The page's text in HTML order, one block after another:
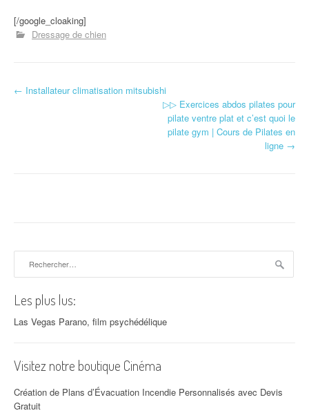
[/google_cloaking]
Dressage de chien
Navigation d'article
← Installateur climatisation mitsubishi
▷▷ Exercices abdos pilates pour
pilate ventre plat et c’est quoi le
pilate gym | Cours de Pilates en
ligne →
Les plus lus:
Las Vegas Parano, film psychédélique
Visitez notre boutique Cinéma
Création de Plans d’Évacuation Incendie Personnalisés avec Devis
Gratuit